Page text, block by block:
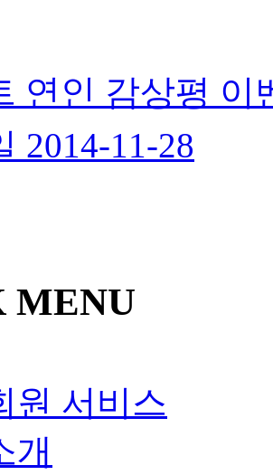
연인 감상평
2014-11-28
MENU
원 서비스
개